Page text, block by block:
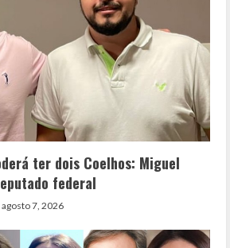
ter dois Coelhos: Miguel
federal
agosto 7, 2026